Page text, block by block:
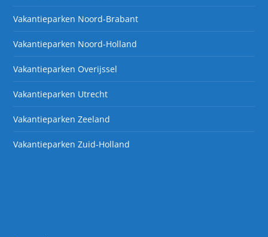
Vakantieparken Noord-Brabant
Vakantieparken Noord-Holland
Vakantieparken Overijssel
Vakantieparken Utrecht
Vakantieparken Zeeland
Vakantieparken Zuid-Holland